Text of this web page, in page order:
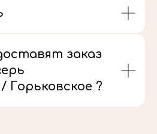
заказ
Горьковское ?